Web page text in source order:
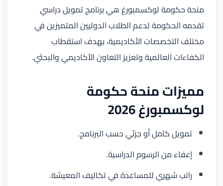
منحة حكومة لوكسمبورغ هي برنامج تمويل دراسي
تقدمه الحكومة لدعم الطلاب الدوليين المتميزين في
مختلف التخصصات الأكاديمية، بهدف استقطاب
الكفاءات العالمية وتعزيز التعاون الأكاديمي والبحثي.
مميزات منحة حكومة
لوكسمبورغ 2026
تمويل كامل أو جزئي حسب البرنامج.
إعفاء من الرسوم الدراسية.
راتب شهري للمساعدة في تكاليف المعيشة.